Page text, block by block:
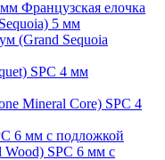
Французская елочка
5 мм
(Grand Sequoia
SPC 4 мм
Mineral Core) SPC 4
6 мм с подложкой
Wood) SPC 6 мм с